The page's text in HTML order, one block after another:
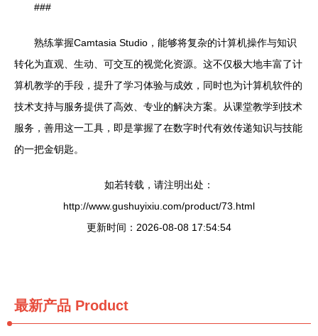
###
熟练掌握Camtasia Studio，能够将复杂的计算机操作与知识
转化为直观、生动、可交互的视觉化资源。这不仅极大地丰富了计
算机教学的手段，提升了学习体验与成效，同时也为计算机软件的
技术支持与服务提供了高效、专业的解决方案。从课堂教学到技术
服务，善用这一工具，即是掌握了在数字时代有效传递知识与技能
的一把金钥匙。
如若转载，请注明出处：
http://www.gushuyixiu.com/product/73.html
更新时间：2026-08-08 17:54:54
最新产品 Product